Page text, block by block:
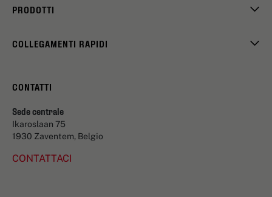
PRODOTTI
COLLEGAMENTI RAPIDI
CONTATTI
Sede centrale
Ikaroslaan 75
1930 Zaventem, Belgio
CONTATTACI